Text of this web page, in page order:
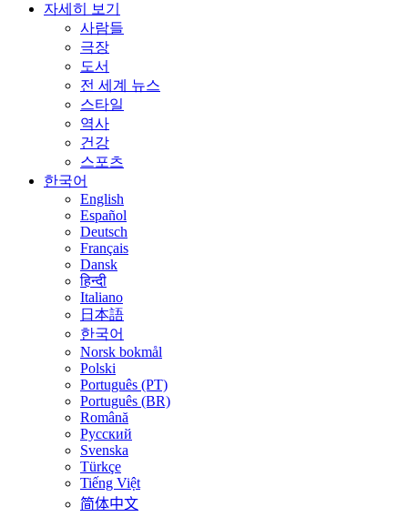
자세히 보기
사람들
극장
도서
전 세계 뉴스
스타일
역사
건강
스포츠
한국어
English
Español
Deutsch
Français
Dansk
हिन्दी
Italiano
日本語
한국어
Norsk bokmål
Polski
Português (PT)
Português (BR)
Română
Русский
Svenska
Türkçe
Tiếng Việt
简体中文